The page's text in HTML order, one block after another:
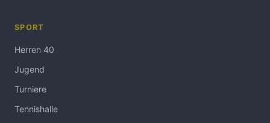
SPORT
Herren 40
Jugend
Turniere
Tennishalle